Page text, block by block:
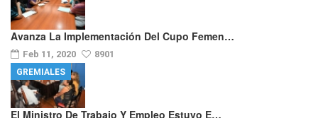
Avanza La Implementación Del Cupo Femen…
Feb 11, 2020 8901
El Ministro De Trabajo Y Empleo Estuvo E…
GREMIALES